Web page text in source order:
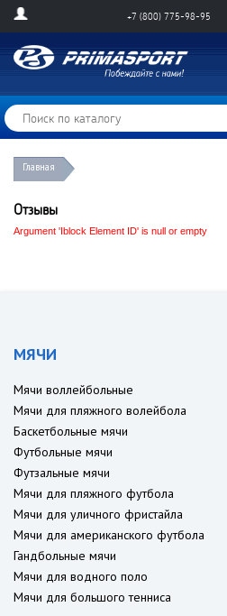
+7 (800) 775-98-95
Главная
Отзывы
Argument 'Iblock Element ID' is null or empty
МЯЧИ
Мячи воллейбольные
Мячи для пляжного волейбола
Баскетбольные мячи
Футбольные мячи
Футзальные мячи
Мячи для пляжного футбола
Мячи для уличного фристайла
Мячи для американского футбола
Гандбольные мячи
Мячи для водного поло
Мячи для большого тенниса